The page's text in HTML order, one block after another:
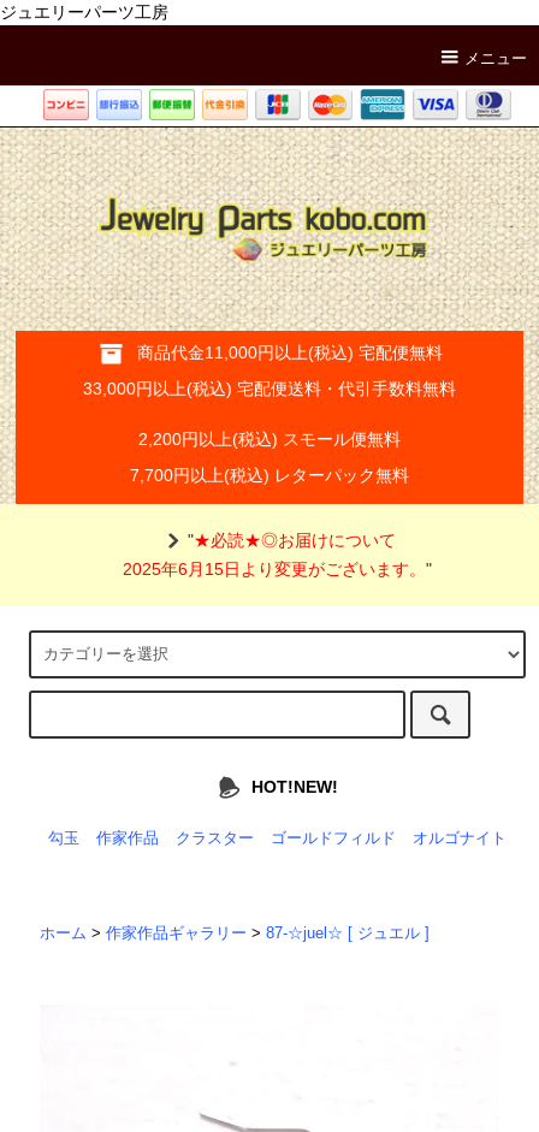
ジュエリーパーツ工房
メニュー
商品代金11,000円以上(税込) 宅配便無料
33,000円以上(税込) 宅配便送料・代引手数料無料
2,200円以上(税込) スモール便無料
7,700円以上(税込) レターパック無料
"★必読★◎お届けについて
2025年6月15日より変更がございます。"
HOT!NEW!
勾玉 作家作品 クラスター ゴールドフィルド オルゴナイト
ホーム >作家作品ギャラリー >87-☆juel☆ [ ジュエル ]